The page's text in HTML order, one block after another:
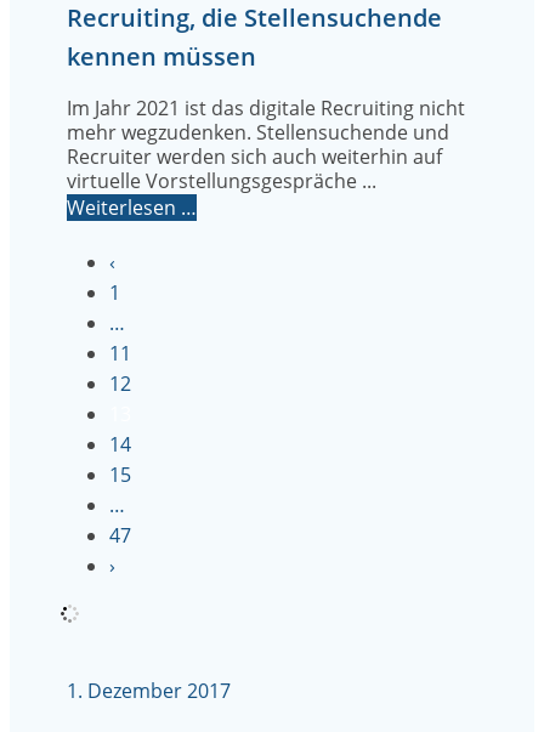
Recruiting, die Stellensuchende
kennen müssen
Im Jahr 2021 ist das digitale Recruiting nicht
mehr wegzudenken. Stellensuchende und
Recruiter werden sich auch weiterhin auf
virtuelle Vorstellungsgespräche ...
Weiterlesen …
‹
1
…
11
12
14
15
…
47
›
1. Dezember 2017